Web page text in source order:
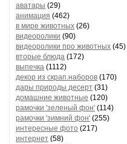
аватары (29)
анимация (462)
в мире животных (26)
видеоролики (90)
видеоролики про животных (45)
вторые блюда (172)
выпечка (1112)
декор из скрап.наборов (170)
дары природы десерт (31)
домашние животные (120)
рамочки 'зеленый фон' (114)
рамочки 'зимний фон' (255)
интересные фото (217)
интернет (58)